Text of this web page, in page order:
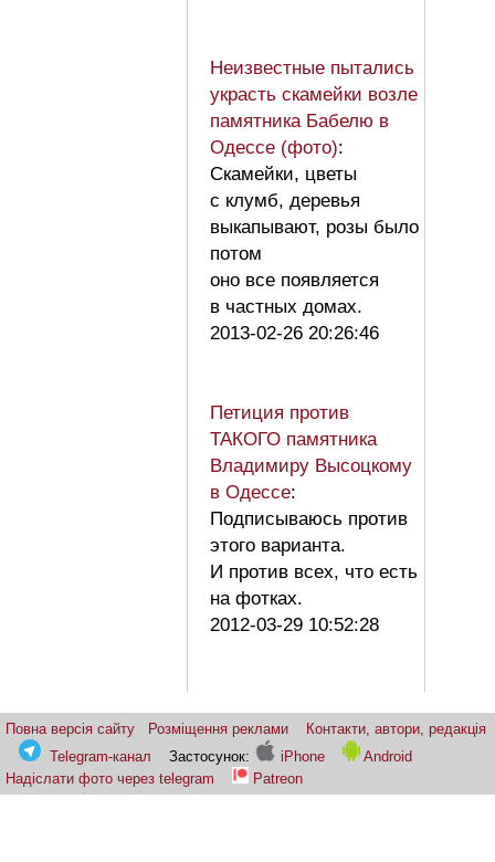
Неизвестные пытались
украсть скамейки возле
памятника Бабелю в
Одессе (фото):
Скамейки, цветы
с клумб, деревья
выкапывают, розы было
потом
оно все появляется
в частных домах.
2013-02-26 20:26:46
Петиция против
ТАКОГО памятника
Владимиру Высоцкому
в Одессе:
Подписываюсь против
этого варианта.
И против всех, что есть
на фотках.
2012-03-29 10:52:28
Повна версія сайту Розміщення реклами
Контакти, автори, редакція
Telegram-канал
Застосунок: iPhone
Android
Надіслати фото через telegram
Patreon